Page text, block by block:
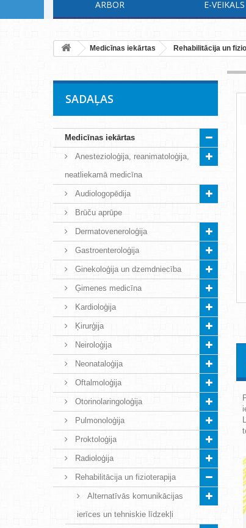
ARBOR E-VEIKALS
Medicīnas iekārtas Rehabilitācija un
SADAĻAS
Medicīnas iekārtas
Anestezioloģija, reanimatoloģija,
neatliekamā medicīna
Audiologopēdija
Brūču aprūpe
Dermatoveneroloģija
Gastroenteroloģija
Ginekoloģija un dzemdniecība
Ģimenes medicīna
Kardioloģija
Ķirurģija
Neiroloģija
Neonataloģija
Oftalmoloģija
Otorinolaringoloģija
Pulmonoloģija
Proktoloģija
Radioloģija
Rehabilitācija un fizioterapija
Alternatīvās komunikācijas
ierīces un tehniskie līdzekļi